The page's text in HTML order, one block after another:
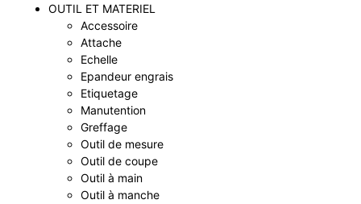
OUTIL ET MATERIEL
Accessoire
Attache
Echelle
Epandeur engrais
Etiquetage
Manutention
Greffage
Outil de mesure
Outil de coupe
Outil à main
Outil à manche